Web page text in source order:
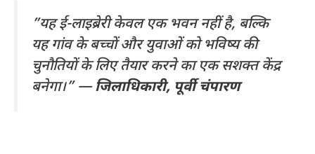
​”यह ई-लाइब्रेरी केवल एक भवन नहीं है, बल्कि
यह गांव के बच्चों और युवाओं को भविष्य की
चुनौतियों के लिए तैयार करने का एक सशक्त केंद्र
बनेगा।” —जिलाधिकारी, पूर्वी चंपारण